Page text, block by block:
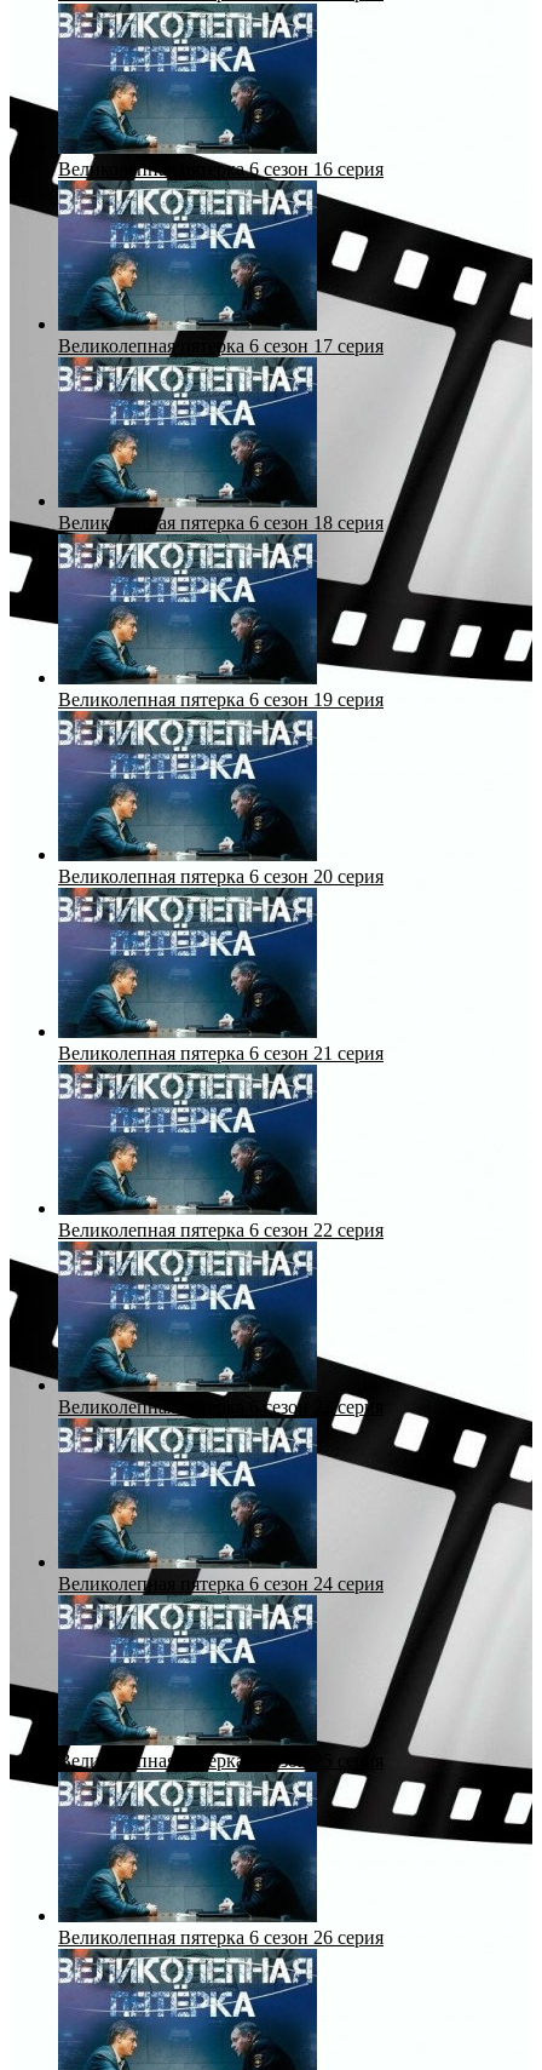
Великолепная пятерка 6 сезон 16 серия
Великолепная пятерка 6 сезон 17 серия
Великолепная пятерка 6 сезон 18 серия
Великолепная пятерка 6 сезон 19 серия
Великолепная пятерка 6 сезон 20 серия
Великолепная пятерка 6 сезон 21 серия
Великолепная пятерка 6 сезон 22 серия
Великолепная пятерка 6 сезон 23 серия
Великолепная пятерка 6 сезон 24 серия
Великолепная пятерка 6 сезон 25 серия
Великолепная пятерка 6 сезон 26 серия